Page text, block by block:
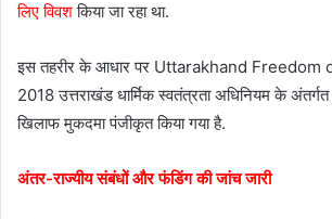
लिए विवशकिया जा रहा था.
इस तहरीर के आधार पर Uttarakhand Freedom
2018 उत्तराखंड धार्मिक स्वतंत्रता अधिनियम के
खिलाफ मुकदमा पंजीकृत किया गया है.
अंतर-राज्यीय संबंधों और फंडिंग की जांच जारी